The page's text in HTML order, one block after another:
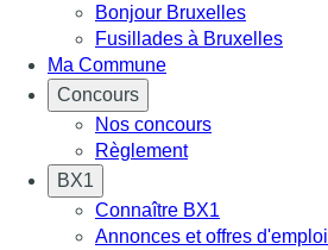
Bonjour Bruxelles
Fusillades à Bruxelles
Ma Commune
Concours
Nos concours
Règlement
BX1
Connaître BX1
Annonces et offres d'emploi